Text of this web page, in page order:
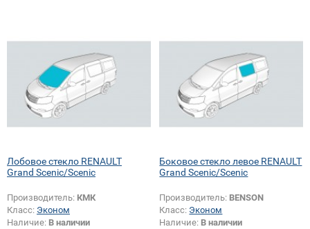
Лобовое стекло RENAULT
Grand Scenic/Scenic
Производитель: КМК
Класс: Эконом
Наличие: В наличии
Боковое стекло левое RENAULT
Grand Scenic/Scenic
Производитель: BENSON
Класс: Эконом
Наличие: В наличии